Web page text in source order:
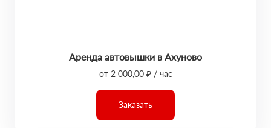
Аренда автовышки в Ахуново
от 2 000,00 ₽ / час
Заказать